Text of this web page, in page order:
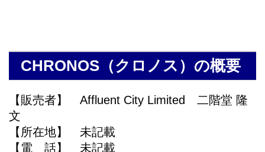
CHRONOS（クロノス）の概要
【販売者】 Affluent City Limited 二階堂 隆
文
【所在地】 未記載
【電 話】 未記載